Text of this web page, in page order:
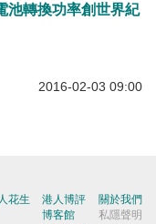
池轉換功率創世界紀
2016-02-03 09:00
花生
港人博評
博客館
關於我們
私隱聲明